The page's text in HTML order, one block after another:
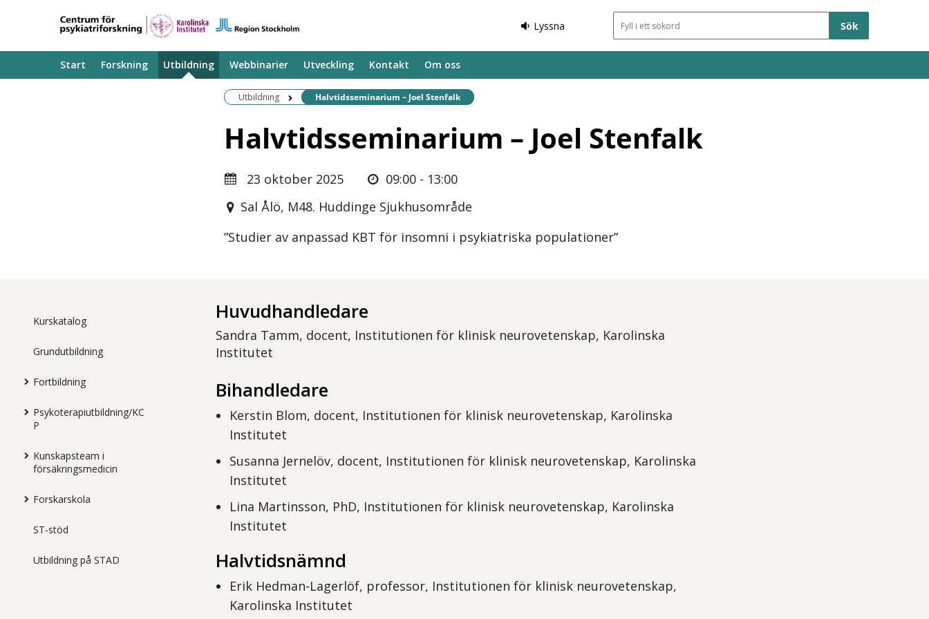
Lyssna Sökfält
Start Forskning Utbildning Webbinarier Utveckling Kontakt Om oss
Utbildning Befintlig sida:
Halvtidsseminarium – Joel Stenfalk
Halvtidsseminarium – Joel Stenfalk
23 oktober 2025
09:00 - 13:00
Sal Ålö, M48. Huddinge Sjukhusområde
”Studier av anpassad KBT för insomni i psykiatriska populationer”
Kurskatalog
Grundutbildning
Fortbildning
Psykoterapiutbildning/KC
P
Kunskapsteam i
försäkringsmedicin
Forskarskola
ST-stöd
Utbildning på STAD
Huvudhandledare
Sandra Tamm, docent, Institutionen för klinisk neurovetenskap, Karolinska
Institutet
Bihandledare
Kerstin Blom, docent, Institutionen för klinisk neurovetenskap, Karolinska
Institutet
Susanna Jernelöv, docent, Institutionen för klinisk neurovetenskap, Karolinska
Institutet
Lina Martinsson, PhD, Institutionen för klinisk neurovetenskap, Karolinska
Institutet
Halvtidsnämnd
Erik Hedman-Lagerlöf, professor, Institutionen för klinisk neurovetenskap,
Karolinska Institutet